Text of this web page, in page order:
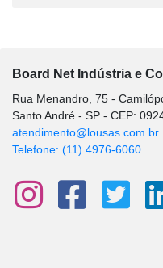
Board Net Indústria e
Rua Menandro, 75 -
Santo André - SP - CEP:
atendimento@lousas.com.br
Telefone: (11) 4976-6060